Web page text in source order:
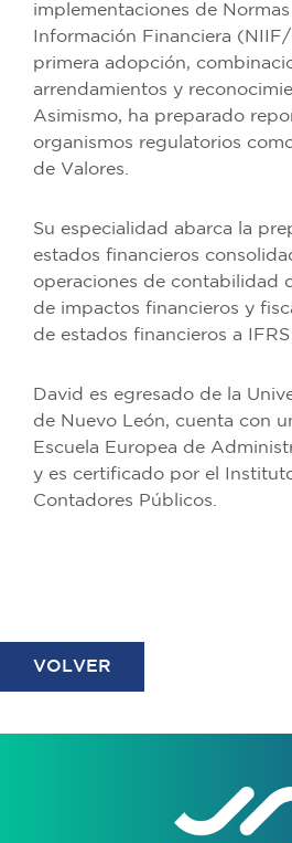
implementaciones de
Información Financiera
primera adopción,
arrendamientos y
Asimismo, ha preparado
organismos regulatorios
de Valores.
Su especialidad abarca la
estados financieros
operaciones de contabilidad
de impactos financieros y
de estados financieros a IFRS
David es egresado de la
de Nuevo León, cuenta con
Escuela Europea de
y es certificado por el
Contadores Públicos.
VOLVER